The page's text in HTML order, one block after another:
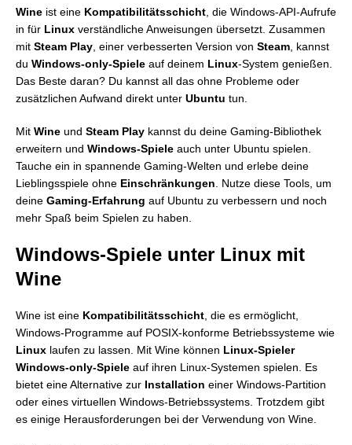
Wine ist eine Kompatibilitätsschicht , die Windows-API-Aufrufe
in für Linux verständliche Anweisungen übersetzt. Zusammen
mit Steam Play , einer verbesserten Version von Steam , kannst
du Windows-only-Spiele auf deinem Linux-System genießen.
Das Beste daran? Du kannst all das ohne Probleme oder
zusätzlichen Aufwand direkt unter Ubuntu tun.
Mit Wine und Steam Play kannst du deine Gaming-Bibliothek
erweitern und Windows-Spiele auch unter Ubuntu spielen.
Tauche ein in spannende Gaming-Welten und erlebe deine
Lieblingsspiele ohne Einschränkungen . Nutze diese Tools, um
deine Gaming-Erfahrung auf Ubuntu zu verbessern und noch
mehr Spaß beim Spielen zu haben.
Windows-Spiele unter Linux mit
Wine
Wine ist eine Kompatibilitätsschicht , die es ermöglicht,
Windows-Programme auf POSIX-konforme Betriebssysteme wie
Linux laufen zu lassen. Mit Wine können Linux-Spieler
Windows-only-Spiele auf ihren Linux-Systemen spielen. Es
bietet eine Alternative zur Installation einer Windows-Partition
oder eines virtuellen Windows-Betriebssystems. Trotzdem gibt
es einige Herausforderungen bei der Verwendung von Wine.